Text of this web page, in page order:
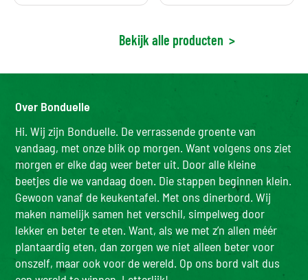
Bekijk alle producten >
Over Bonduelle
Hi. Wij zijn Bonduelle. De verrassende groente van
vandaag, met onze blik op morgen. Want volgens ons ziet
morgen er elke dag weer beter uit. Door alle kleine
beetjes die we vandaag doen. Die stappen beginnen klein.
Gewoon vanaf de keukentafel. Met ons dinerbord. Wij
maken namelijk samen het verschil, simpelweg door
lekker en beter te eten. Want, als we met z’n allen méér
plantaardig eten, dan zorgen we niet alleen beter voor
onszelf, maar ook voor de wereld. Op ons bord valt dus